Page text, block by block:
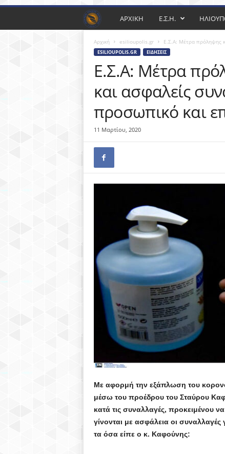
Μ
Ρ
Ι
Ο
Υ
Ο
Η
Λ
ΑΡΧΙΚΗ Ε.Σ.Η.
Αρχική esilioupolis.gr Ε.Σ.Α: Μέτρα πρόληψης
ESILIOUPOLIS.GR ΕΙΔΉΣΕΙΣ
Ε.Σ.Α: Μέτρα
και ασφαλείς
προσωπικό και
11 Μαρτίου, 2020
Με αφορμή την εξάπλωση του
μέσω του προέδρου του Σταύρου
κατά τις συναλλαγές, προκειμένου
γίνονται με ασφάλεια οι συναλλαγές
τα όσα είπε ο κ. Καφούνης: